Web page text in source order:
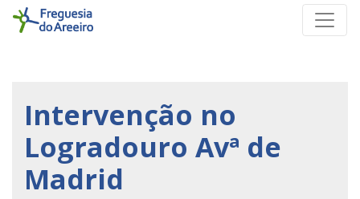
Intervenção no
Logradouro Avª de
Madrid